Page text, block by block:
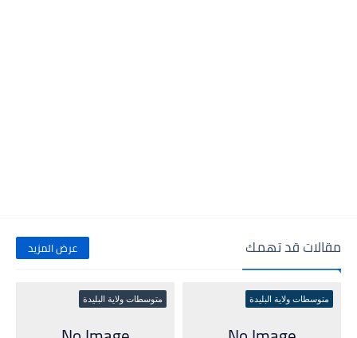
مقالات قد تهمك عرض المزيد
متوسطات ولاية البليدة متوسطات ولاية البليدة